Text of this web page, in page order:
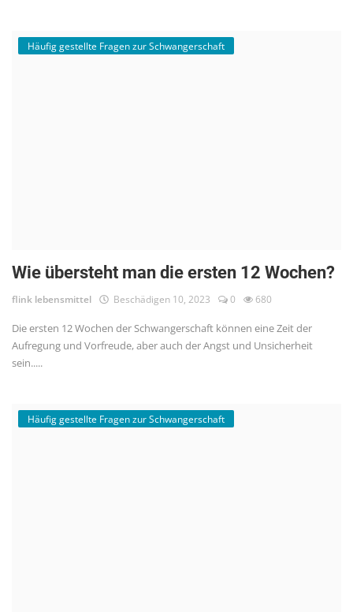
Häufig gestellte Fragen zur Schwangerschaft
Wie übersteht man die ersten 12 Wochen?
flink lebensmittel Beschädigen 10, 2023 0 680
Die ersten 12 Wochen der Schwangerschaft können eine Zeit der
Aufregung und Vorfreude, aber auch der Angst und Unsicherheit
sein.....
Häufig gestellte Fragen zur Schwangerschaft